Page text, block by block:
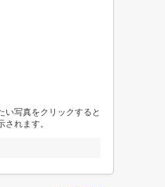
い写真をクリックすると
されます。